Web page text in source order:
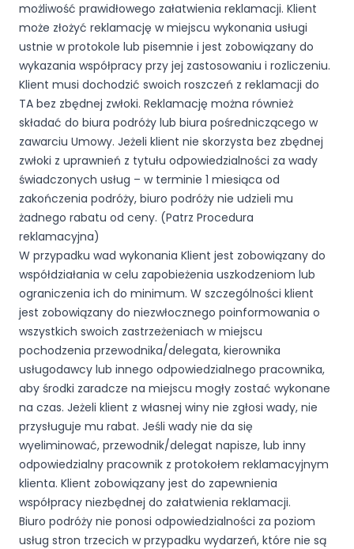
możliwość prawidłowego załatwienia reklamacji. Klient
może złożyć reklamację w miejscu wykonania usługi
ustnie w protokole lub pisemnie i jest zobowiązany do
wykazania współpracy przy jej zastosowaniu i rozliczeniu.
Klient musi dochodzić swoich roszczeń z reklamacji do
TA bez zbędnej zwłoki. Reklamację można również
składać do biura podróży lub biura pośredniczącego w
zawarciu Umowy. Jeżeli klient nie skorzysta bez zbędnej
zwłoki z uprawnień z tytułu odpowiedzialności za wady
świadczonych usług – w terminie 1 miesiąca od
zakończenia podróży, biuro podróży nie udzieli mu
żadnego rabatu od ceny. (Patrz Procedura
reklamacyjna)
W przypadku wad wykonania Klient jest zobowiązany do
współdziałania w celu zapobieżenia uszkodzeniom lub
ograniczenia ich do minimum. W szczególności klient
jest zobowiązany do niezwłocznego poinformowania o
wszystkich swoich zastrzeżeniach w miejscu
pochodzenia przewodnika/delegata, kierownika
usługodawcy lub innego odpowiedzialnego pracownika,
aby środki zaradcze na miejscu mogły zostać wykonane
na czas. Jeżeli klient z własnej winy nie zgłosi wady, nie
przysługuje mu rabat. Jeśli wady nie da się
wyeliminować, przewodnik/delegat napisze, lub inny
odpowiedzialny pracownik z protokołem reklamacyjnym
klienta. Klient zobowiązany jest do zapewnienia
współpracy niezbędnej do załatwienia reklamacji.
Biuro podróży nie ponosi odpowiedzialności za poziom
usług stron trzecich w przypadku wydarzeń, które nie są